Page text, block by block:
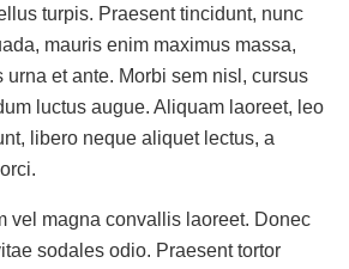
turpis. Praesent tincidunt, nunc
mauris enim maximus massa,
urna et ante. Morbi sem nisl, cursus
luctus augue. Aliquam laoreet, leo
libero neque aliquet lectus, a
vel magna convallis laoreet. Donec
sodales odio. Praesent tortor